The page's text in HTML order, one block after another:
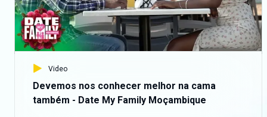
Video
Devemos nos conhecer melhor na cama
também - Date My Family Moçambique